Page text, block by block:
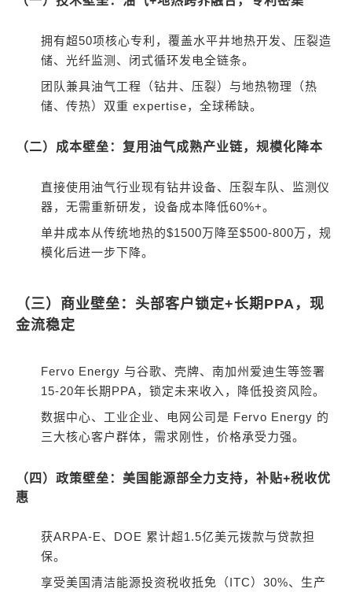
拥有超50项核心专利，覆盖水平井地热开发、压裂造
储、光纤监测、闭式循环发电全链条。
团队兼具油气工程（钻井、压裂）与地热物理（热
储、传热）双重 expertise，全球稀缺。
（二）成本壁垒：复用油气成熟产业链，规模化降本
直接使用油气行业现有钻井设备、压裂车队、监测仪
器，无需重新研发，设备成本降低60%+。
单井成本从传统地热的$1500万降至$500-800万，规
模化后进一步下降。
（三）商业壁垒：头部客户锁定+长期PPA，现
金流稳定
Fervo Energy 与谷歌、壳牌、南加州爱迪生等签署
15-20年长期PPA，锁定未来收入，降低投资风险。
数据中心、工业企业、电网公司是 Fervo Energy 的
三大核心客户群体，需求刚性，价格承受力强。
（四）政策壁垒：美国能源部全力支持，补贴+税收优
惠
获ARPA-E、DOE 累计超1.5亿美元拨款与贷款担
保。
享受美国清洁能源投资税收抵免（ITC）30%、生产